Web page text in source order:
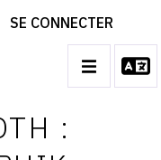
SE CONNECTER
: